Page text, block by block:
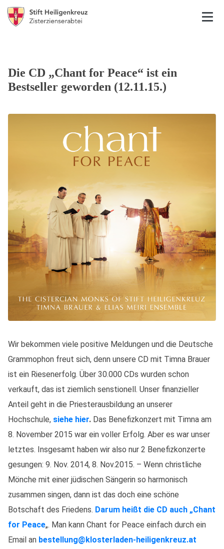
Die CD „Chant for Peace“ ist ein
Bestseller geworden (12.11.15.)
Wir bekommen viele positive Meldungen und die Deutsche
Grammophon freut sich, denn unsere CD mit Timna Brauer
ist ein Riesenerfolg. Über 30.000 CDs wurden schon
verkauft, das ist ziemlich senstionell. Unser finanzieller
Anteil geht in die Priesterausbildung an unserer
Hochschule, siehe hier. Das Benefizkonzert mit Timna am
8. November 2015 war ein voller Erfolg. Aber es war unser
letztes. Insgesamt haben wir also nur 2 Benefizkonzerte
gesungen: 9. Nov. 2014, 8. Nov.2015. – Wenn christliche
Mönche mit einer jüdischen Sängerin so harmonisch
zusammen singen, dann ist das doch eine schöne
Botschaft des Friedens. Darum heißt die CD auch „Chant
for Peace„. Man kann Chant for Peace einfach durch ein
Email an bestellung@klosterladen-heiligenkreuz.at